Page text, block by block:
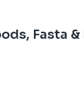
Fasta &